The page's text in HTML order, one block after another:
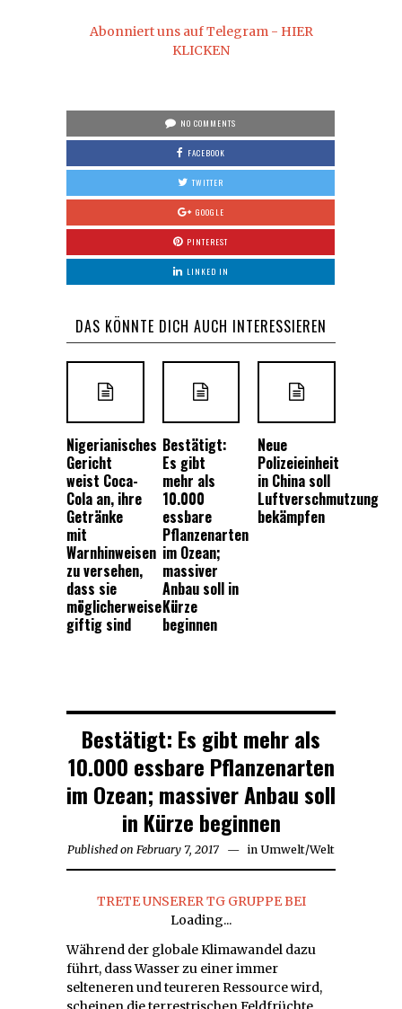
Abonniert uns auf Telegram - HIER
KLICKEN
NO COMMENTS
FACEBOOK
TWITTER
GOOGLE
PINTEREST
LINKED IN
DAS KÖNNTE DICH AUCH INTERESSIEREN
Nigerianisches
Gericht
weist Coca-
Cola an, ihre
Getränke
mit
Warnhinweisen
zu versehen,
dass sie
möglicherweise
giftig sind
Bestätigt:
Es gibt
mehr als
10.000
essbare
Pflanzenarten
im Ozean;
massiver
Anbau soll in
Kürze
beginnen
Neue
Polizeieinheit
in China soll
Luftverschmutzung
bekämpfen
Bestätigt: Es gibt mehr als
10.000 essbare Pflanzenarten
im Ozean; massiver Anbau soll
in Kürze beginnen
Published on February 7, 2017 in Umwelt/Welt
TRETE UNSERER TG GRUPPE BEI
Loading...
Während der globale Klimawandel dazu
führt, dass Wasser zu einer immer
selteneren und teureren Ressource wird,